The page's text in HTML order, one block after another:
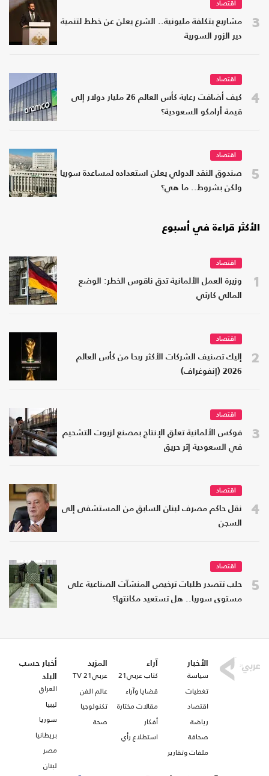
3
اقتصاد
مشاريع بتكلفة مليونية.. الشرع يعلن عن خطط لتنمية
دير الزور السورية
4
اقتصاد
كيف أضافت رعاية كأس العالم 26 مليار دولار إلى
قيمة أرامكو السعودية؟
5
اقتصاد
صندوق النقد الدولي يعلن استعداده لمساعدة سوريا
ولكن بشروط.. ما هي؟
الأكثر قراءة في أسبوع
1
اقتصاد
وزيرة العمل الألمانية تدق ناقوس الخطر: الوضع
المالي كارثي
2
اقتصاد
إليك تصنيف الشركات الأكثر ربحا من كأس العالم
2026 (إنفوغراف)
3
اقتصاد
فوكس الألمانية تعلق الإنتاج بمصنع لزيوت التشحيم
في السعودية إثر حريق
4
اقتصاد
نقل حاكم مصرف لبنان السابق من المستشفى إلى
السجن
5
اقتصاد
حلب تتصدر طلبات ترخيص المنشآت الصناعية على
مستوى سوريا.. هل تستعيد مكانتها؟
الأخبار
سياسة
تغطيات
اقتصاد
رياضة
صحافة
ملفات وتقارير
آراء
كتاب عربي21
قضايا وآراء
مقالات مختارة
أفكار
استطلاع رأي
المزيد
عربي21 TV
عالم الفن
تكنولوجيا
صحة
أخبار حسب
البلد
العراق
ليبيا
سوريا
بريطانيا
مصر
لبنان